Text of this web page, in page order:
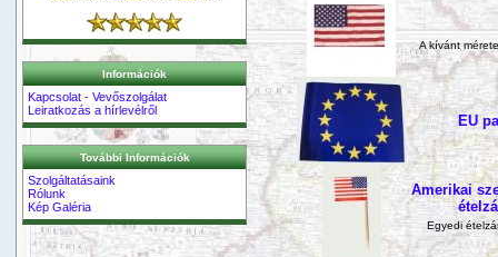
Információk
Kapcsolat - Vevőszolgálat
Leiratkozás a hírlevélről
További Információk
Szolgáltatásaink
Rólunk
Kép Galéria
A kívánt
EU
Amerikai
Egyedi